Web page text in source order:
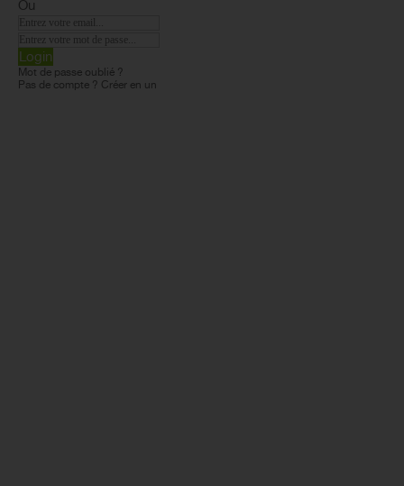
Ou
Login
Mot de passe oublié ?
Pas de compte ? Créer en un